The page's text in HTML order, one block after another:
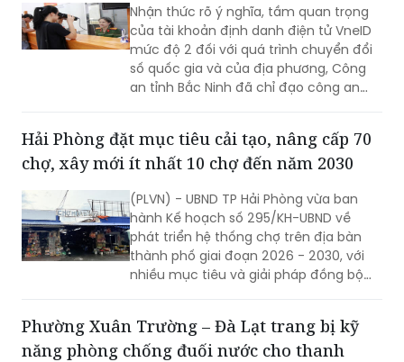
Nhận thức rõ ý nghĩa, tầm quan trọng
của tài khoản định danh điện tử VneID
mức độ 2 đối với quá trình chuyển đổi
số quốc gia và của địa phương, Công
an tỉnh Bắc Ninh đã chỉ đạo công an
nhận, kích hoạt tài khoản định danh
điện tử cho người dân.
Hải Phòng đặt mục tiêu cải tạo, nâng cấp 70
chợ, xây mới ít nhất 10 chợ đến năm 2030
(PLVN) - UBND TP Hải Phòng vừa ban
hành Kế hoạch số 295/KH-UBND về
phát triển hệ thống chợ trên địa bàn
thành phố giai đoạn 2026 - 2030, với
nhiều mục tiêu và giải pháp đồng bộ
doanh, đáp ứng yêu cầu phát triển đô
thị và xây dựng nông thôn mới.
Phường Xuân Trường – Đà Lạt trang bị kỹ
năng phòng chống đuối nước cho thanh